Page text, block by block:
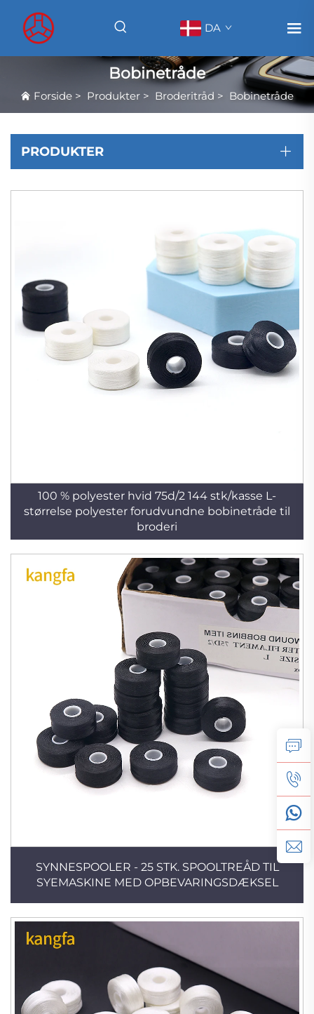
DA
Bobinetråde
Forside > Produkter > Broderitråd > Bobinetråde
PRODUKTER
100 % polyester hvid 75d/2 144 stk/kasse L-
størrelse polyester forudvundne bobinetråde til
broderi
SYNNESPOOLER - 25 STK. SPOOLTREÅD TIL
SYEMASKINE MED OPBEVARINGSDÆKSEL